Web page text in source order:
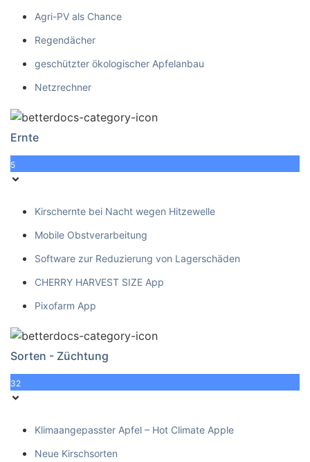
Agri-PV als Chance
Regendächer
geschützter ökologischer Apfelanbau
Netzrechner
Ernte
5
Kirschernte bei Nacht wegen Hitzewelle
Mobile Obstverarbeitung
Software zur Reduzierung von Lagerschäden
CHERRY HARVEST SIZE App
Pixofarm App
Sorten - Züchtung
32
Klimaangepasster Apfel – Hot Climate Apple
Neue Kirschsorten